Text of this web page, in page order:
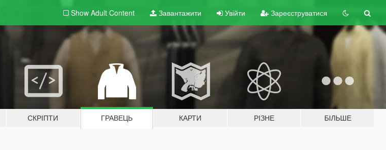
Show Adult Content Завантажити Увійти Зареєструватися
СКРІПТИ ГРАВЕЦЬ КАРТИ РІЗНЕ БІЛЬШЕ